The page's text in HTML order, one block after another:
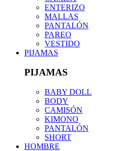
ENTERIZO
MALLAS
PANTALÓN
PAREO
VESTIDO
PIJAMAS
PIJAMAS
BABY DOLL
BODY
CAMISÓN
KIMONO
PANTALÓN
SHORT
HOMBRE